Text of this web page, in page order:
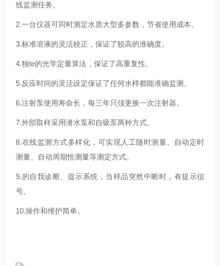
线监测任务。
2.一台仪器可同时测定水质大型多参数，节省使用成本。
3.标准溶液的灵活校正，保证了较高的准确度。
4.独te的光学定量算法，保证了高重复性。
5.反应时间的灵活设定保证了任何水样都能准确监测。
6.注射泵使用寿命长，每三年只须更换一次注射器。
7.外部取样采用潜水泵和自吸泵两种方式。
8.在线监测方式多样化，可实现人工随时测量、自动定时
测量、自动周期性测量等测定方式。
9.的自我诊断、提示系统，当样品突然中断时，有提示信
号。
10.操作和维护简单。